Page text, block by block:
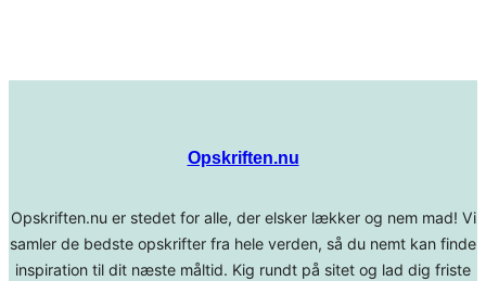
Opskriften.nu
Opskriften.nu er stedet for alle, der elsker lækker og nem mad! Vi
samler de bedste opskrifter fra hele verden, så du nemt kan finde
inspiration til dit næste måltid. Kig rundt på sitet og lad dig friste